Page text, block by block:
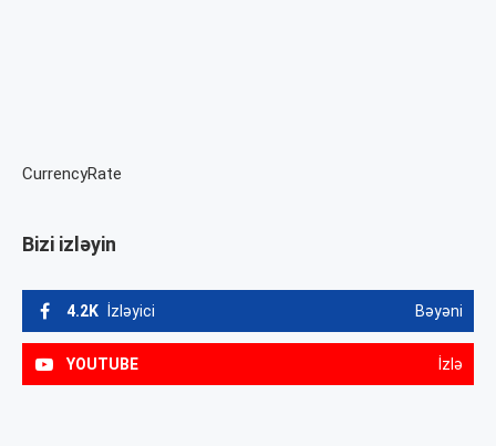
CurrencyRate
Bizi izləyin
4.2K İzləyici Bəyəni
YOUTUBE İzlə